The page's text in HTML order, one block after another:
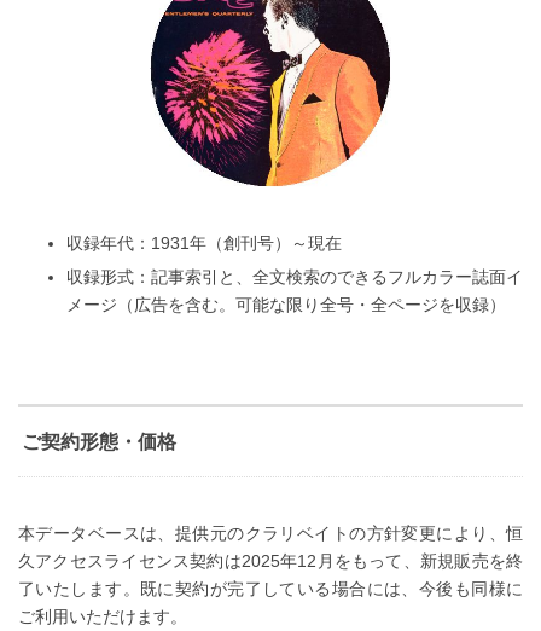
収録年代：1931年（創刊号）～現在
収録形式：記事索引と、全文検索のできるフルカラー誌面イ
メージ（広告を含む。可能な限り全号・全ページを収録）
ご契約形態・価格
本データベースは、提供元のクラリベイトの方針変更により、恒
久アクセスライセンス契約は2025年12月をもって、新規販売を終
了いたします。既に契約が完了している場合には、今後も同様に
ご利用いただけます。